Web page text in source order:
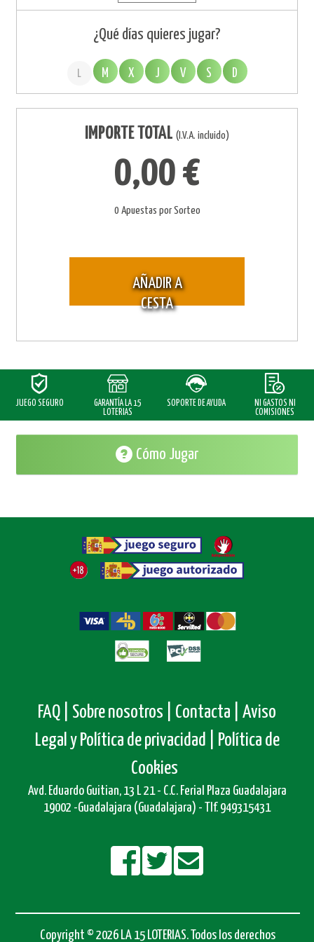
¿Qué días quieres jugar?
L M X J V S D
IMPORTE TOTAL (I.V.A. incluido)
0,00 €
0 Apuestas por Sorteo
AÑADIR A
CESTA
JUEGO SEGURO GARANTÍA LA 15
LOTERIAS
SOPORTE DE AYUDA
NI GASTOS NI
COMISIONES
Cómo Jugar
FAQ | Sobre nosotros | Contacta |
Aviso
Legal y Política de privacidad |
Política de
Cookies
Avd. Eduardo Guitian, 13 L 21 - C.C. Ferial Plaza Guadalajara
19002 -Guadalajara (Guadalajara) - Tlf. 949315431
Copyright © 2026 LA 15 LOTERIAS. Todos los derechos